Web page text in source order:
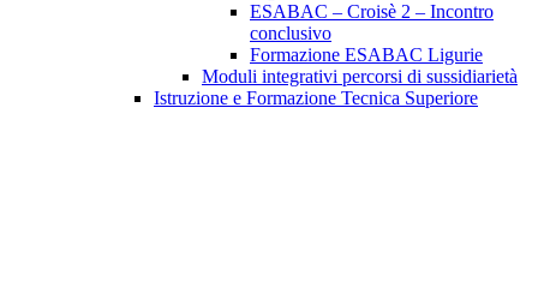
ESABAC – Croisè 2 – Incontro
conclusivo
Formazione ESABAC Ligurie
Moduli integrativi percorsi di sussidiarietà
Istruzione e Formazione Tecnica Superiore